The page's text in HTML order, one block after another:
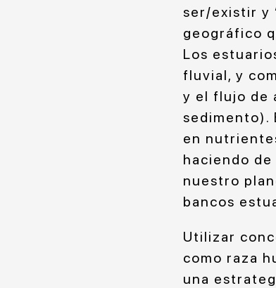
ser/existir y
geográfico
Los
fluvial, y
y el flujo de
sedimento).
en
haciendo
nuestro
bancos
Utilizar
como raza
una